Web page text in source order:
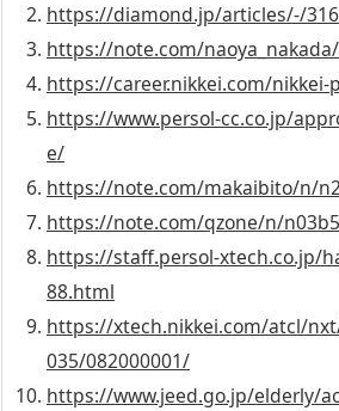
https://diamond.jp/articles/-/
https://note.com/
https://career.nikkei.com/nikkei-
https://www.persol-cc.co.jp/
e/
https://note.com/makaibito/n/
https://note.com/qzone/n/
https://staff.persol-xtech.co.jp/
88.html
https://xtech.nikkei.com/atcl/
035/082000001/
https://www.jeed.go.jp/elderly/